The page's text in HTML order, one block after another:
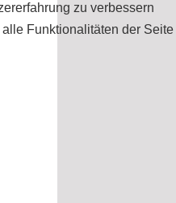
zu verbessern
Funktionalitäten der Seite